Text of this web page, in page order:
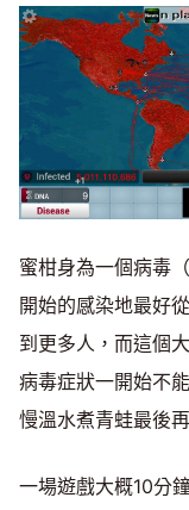
蜜柑身為一個病毒
開始的感染地最好
到更多人，而這個
病毒症狀一開始不
慢溫水煮青蛙最後
一場遊戲大概10分